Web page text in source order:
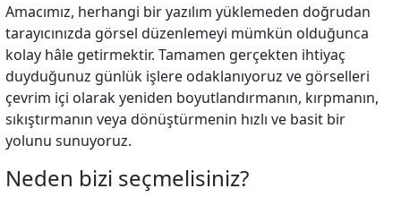
Amacımız, herhangi bir yazılım yüklemeden doğrudan
tarayıcınızda görsel düzenlemeyi mümkün olduğunca
kolay hâle getirmektir. Tamamen gerçekten ihtiyaç
duyduğunuz günlük işlere odaklanıyoruz ve görselleri
çevrim içi olarak yeniden boyutlandırmanın, kırpmanın,
sıkıştırmanın veya dönüştürmenin hızlı ve basit bir
yolunu sunuyoruz.
Neden bizi seçmelisiniz?